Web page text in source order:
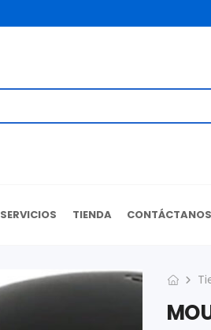
SERVICIOS TIENDA CONTÁCTANOS